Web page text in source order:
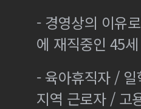
- 경영상의 이유
에 재직중인 45
- 육아휴직자 /
지역 근로자 / 고